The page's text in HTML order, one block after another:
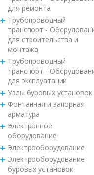
для ремонта
Трубопроводный
транспорт -
для строительства и
монтажа
Трубопроводный
транспорт -
для эксплуатации
Узлы буровых установок
Фонтанная и запорная
арматура
Электронное
оборудование
Электрооборудование
Электрооборудование
буровых установок